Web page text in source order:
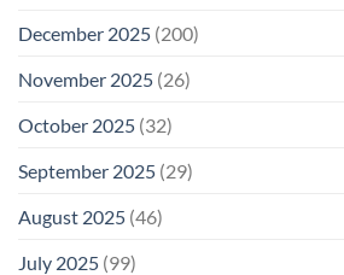
December 2025 (200)
November 2025 (26)
October 2025 (32)
September 2025 (29)
August 2025 (46)
July 2025 (99)